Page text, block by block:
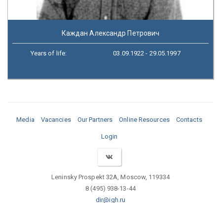
Каждан Александр Петрович
Years of life: 03.09.1922 - 29.05.1997
Media Vacancies Our Partners Online Resources Contacts
Login
Leninsky Prospekt 32A, Moscow, 119334
8 (495) 938-13-44
dir@igh.ru